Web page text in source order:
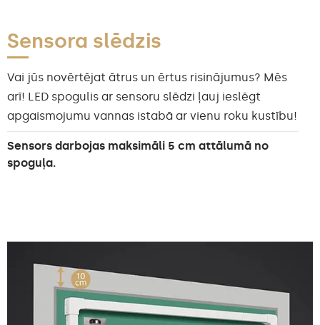
Sensora slēdzis
Vai jūs novērtējat ātrus un ērtus risinājumus? Mēs
arī! LED spogulis ar sensoru slēdzi ļauj ieslēgt
apgaismojumu vannas istabā ar vienu roku kustību!
Sensors darbojas maksimāli 5 cm attālumā no
spoguļa.